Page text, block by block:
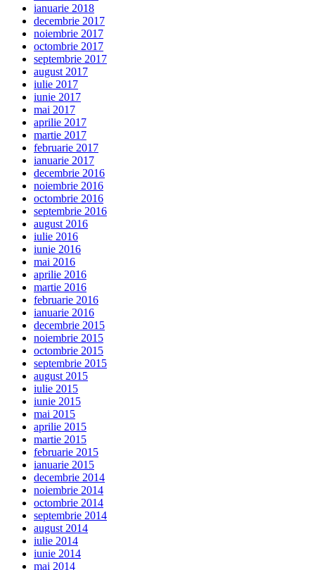
ianuarie 2018
decembrie 2017
noiembrie 2017
octombrie 2017
septembrie 2017
august 2017
iulie 2017
iunie 2017
mai 2017
aprilie 2017
martie 2017
februarie 2017
ianuarie 2017
decembrie 2016
noiembrie 2016
octombrie 2016
septembrie 2016
august 2016
iulie 2016
iunie 2016
mai 2016
aprilie 2016
martie 2016
februarie 2016
ianuarie 2016
decembrie 2015
noiembrie 2015
octombrie 2015
septembrie 2015
august 2015
iulie 2015
iunie 2015
mai 2015
aprilie 2015
martie 2015
februarie 2015
ianuarie 2015
decembrie 2014
noiembrie 2014
octombrie 2014
septembrie 2014
august 2014
iulie 2014
iunie 2014
mai 2014